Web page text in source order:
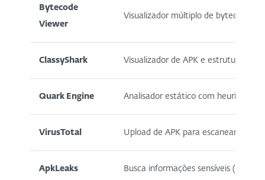
Bytecode
Viewer
Visualizador múltiplo de bytecode
ClassyShark Visualizador de APK e estruturas de
Quark Engine Analisador estático com heurísticas
VirusTotal Upload de APK para escaneamento
ApkLeaks Busca informações sensíveis